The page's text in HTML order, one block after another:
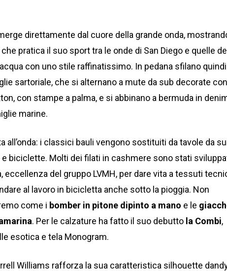
direttamente dal cuore della grande onda,
pratica il suo sport tra le onde di San Diego e quelle
con uno stile raffinatissimo. In pedana sfilano quindi
sartoriale, che si alternano a mute da sub decorate
con stampe a palma, e si abbinano a bermuda in
marine.
all’onda: i classici bauli vengono sostituiti da tavole da
biciclette. Molti dei filati in cashmere sono stati
eccellenza del gruppo LVMH, per dare vita a tessuti
al lavoro in bicicletta anche sotto la pioggia. Non
come i bomber in pitone dipinto a mano e le
. Per le calzature ha fatto il suo debutto la Combi,
esotica e tela Monogram.
Williams rafforza la sua caratteristica silhouette